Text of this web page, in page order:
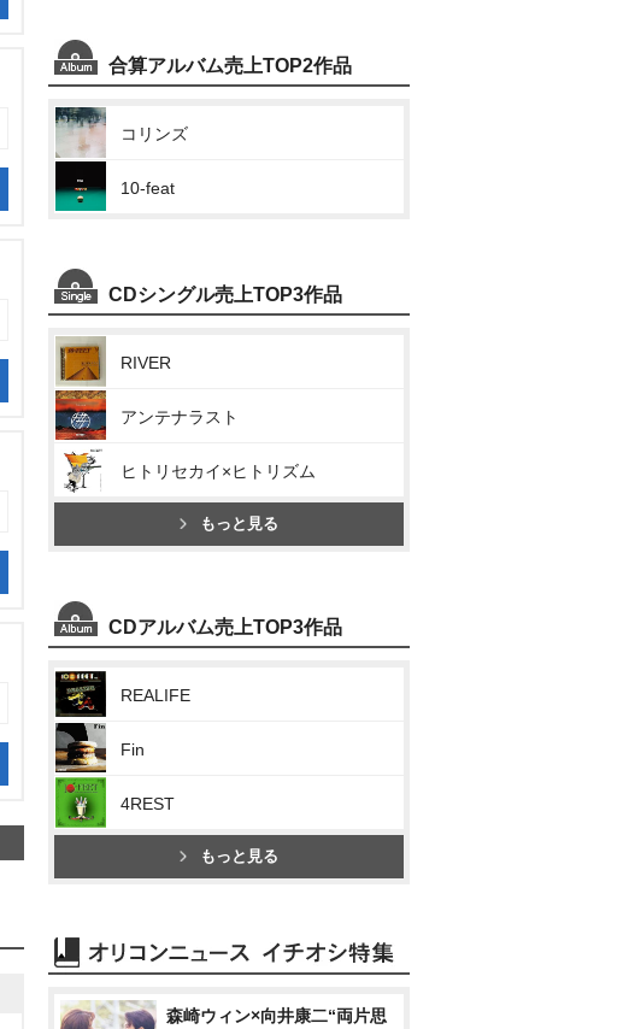
合算アルバム売上TOP2作品
コリンズ
10-feat
CDシングル売上TOP3作品
RIVER
アンテナラスト
ヒトリセカイ×ヒトリズム
もっと見る
CDアルバム売上TOP3作品
REALIFE
Fin
4REST
もっと見る
森崎ウィン×向井康二“両片思